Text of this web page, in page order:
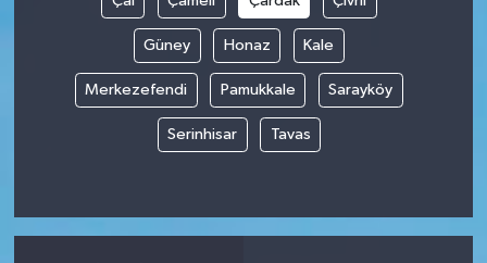
Güney Honaz Kale
Merkezefendi Pamukkale Sarayköy
Serinhisar Tavas